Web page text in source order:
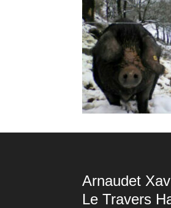
Arnaudet
Le Travers